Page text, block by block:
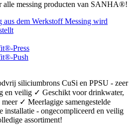
messing producten van SANHA®!
Press
Push
siliciumbrons CuSi en PPSU - zeer
en veilig ✓ Geschikt voor drinkwater,
✓ Meerlagige samengestelde
installatie - ongecompliceerd en veilig
assortiment!